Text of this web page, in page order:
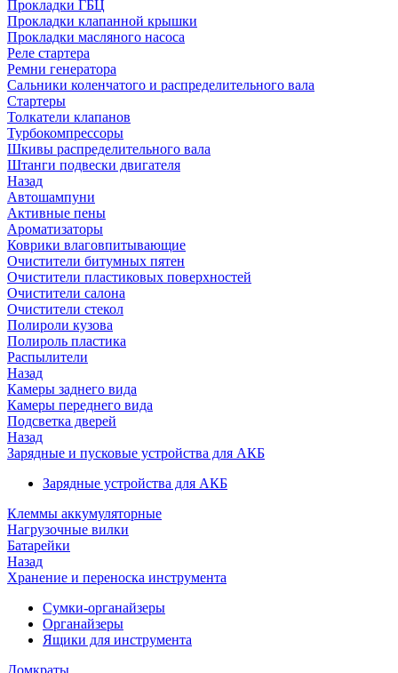
Прокладки ГБЦ
Прокладки клапанной крышки
Прокладки масляного насоса
Реле стартера
Ремни генератора
Сальники коленчатого и распределительного вала
Стартеры
Толкатели клапанов
Турбокомпрессоры
Шкивы распределительного вала
Штанги подвески двигателя
Назад
Автошампуни
Активные пены
Ароматизаторы
Коврики влаговпитывающие
Очистители битумных пятен
Очистители пластиковых поверхностей
Очистители салона
Очистители стекол
Полироли кузова
Полироль пластика
Распылители
Назад
Камеры заднего вида
Камеры переднего вида
Подсветка дверей
Назад
Зарядные и пусковые устройства для АКБ
Зарядные устройства для АКБ
Клеммы аккумуляторные
Нагрузочные вилки
Батарейки
Назад
Хранение и переноска инструмента
Сумки-органайзеры
Органайзеры
Ящики для инструмента
Домкраты